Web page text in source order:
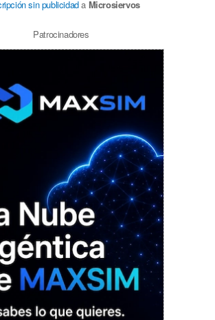
sin publicidada Microsiervos
Patrocinadores